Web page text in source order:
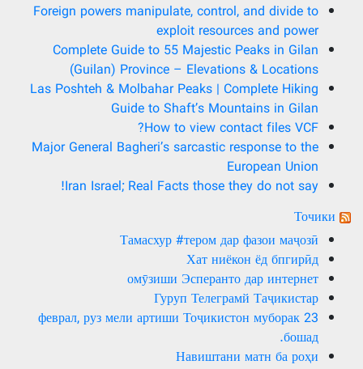
Foreign powers manipulate, control, and divide to
exploit resources and power
Complete Guide to 55 Majestic Peaks in Gilan
(Guilan) Province – Elevations & Locations
Las Poshteh & Molbahar Peaks | Complete Hiking
Guide to Shaft’s Mountains in Gilan
How to view contact files VCF?
Major General Bagheri’s sarcastic response to the
European Union
Iran Israel; Real Facts those they do not say!
Точики
Тамасхур #тером дар фазои маҷозӣ
Хат ниёкон ёд бпгирӣд
омӯзиши Эсперанто дар интернет
Гуруп Телеграмй Таҷикистар
23 феврал, руз мели артиши Тоҷикистон муборак
бошад.
Навиштани матн ба роҳи